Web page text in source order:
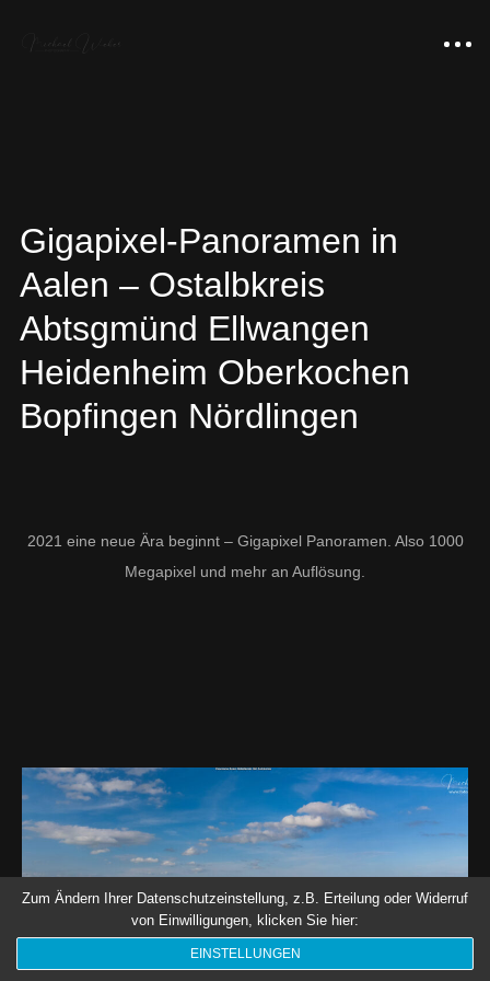
Portfolio
Gigapixel-Panoramen
Über uns
Kontakt
Gigapixel-Panoramen in
Aalen – Ostalbkreis
Abtsgmünd Ellwangen
Heidenheim Oberkochen
Bopfingen Nördlingen
2021 eine neue Ära beginnt – Gigapixel Panoramen. Also 1000
Megapixel und mehr an Auflösung.
Zum Ändern Ihrer Datenschutzeinstellung, z.B. Erteilung oder Widerruf
von Einwilligungen, klicken Sie hier:
EINSTELLUNGEN